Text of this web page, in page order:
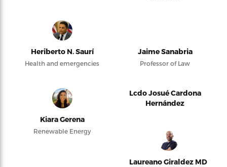
Heriberto N. Saurí
Health and emergencies
Jaime Sanabria
Professor of Law
Kiara Gerena
Renewable Energy
Lcdo Josué Cardona
Hernández
Laureano Giraldez MD